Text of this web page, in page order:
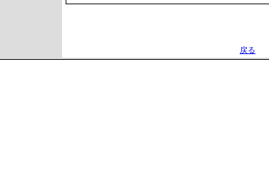
戻る